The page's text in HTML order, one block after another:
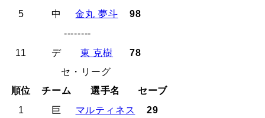
5
中 金丸 夢斗
98
--------
11
デ 東 克樹
78
セ・リーグ
順位
チーム 選手名
セーブ
1
巨 マルティネス 29